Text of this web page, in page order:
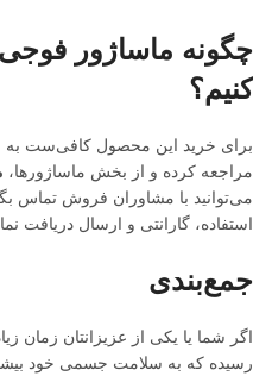
چگونه ماساژور
کنیم؟
برای خرید این محصول کافی‌ست
مراجعه کرده و از بخش ماساژورها،
می‌توانید با مشاوران فروش تماس
استفاده، گارانتی و ارسال دریافت
جمع‌بندی
اگر شما یا یکی از عزیزانتان زمان
رسیده که به سلامت جسمی خود